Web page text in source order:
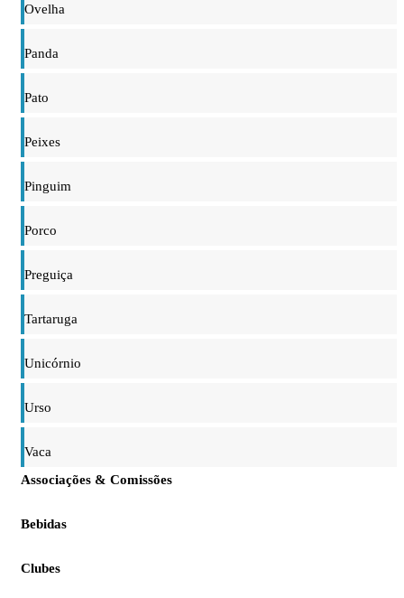
Ovelha
Panda
Pato
Peixes
Pinguim
Porco
Preguiça
Tartaruga
Unicórnio
Urso
Vaca
Associações & Comissões
Bebidas
Clubes